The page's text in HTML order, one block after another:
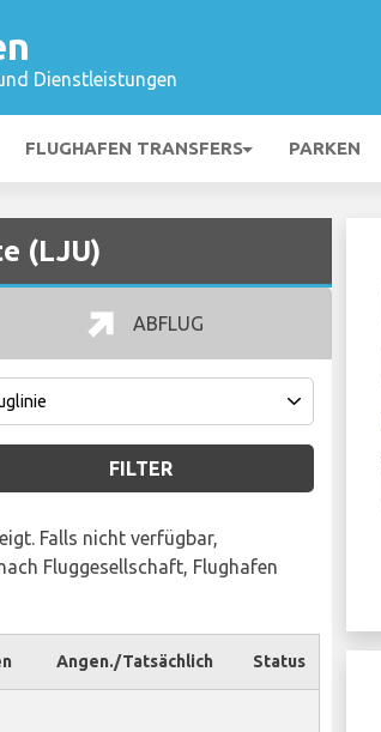
Dienstleistungen
FLUGHAFEN TRANSFERS PARKEN
(LJU)
ABFLUG
FILTER
Falls nicht verfügbar,
Fluggesellschaft, Flughafen
Angen./Tatsächlich Status